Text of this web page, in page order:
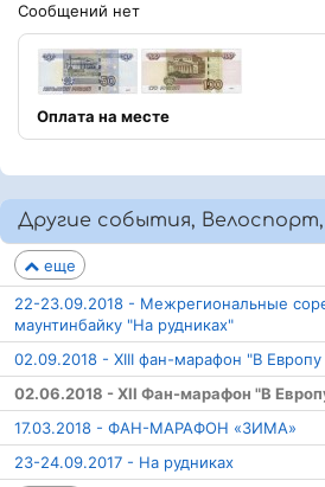
Сообщений нет
Оплата на месте
Другие события, Велоспорт,
еще
22-23.09.2018 - Межрегиональные
маунтинбайку "На рудниках"
02.09.2018 - XIII фан-марафон "В Европу
02.06.2018 - XII Фан-марафон "В
17.03.2018 - ФАН-МАРАФОН «ЗИМА»
23-24.09.2017 - На рудниках